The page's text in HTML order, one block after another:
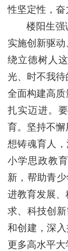
性坚定性，奋
楼阳生强
实施创新驱
绕立德树人
光、时不我待
全面构建高
扎实迈进。
育。坚持不
想铸魂育人，
小学思政教
新，帮助青
进教育发展
求、科技创
和创建，深
更多高水平